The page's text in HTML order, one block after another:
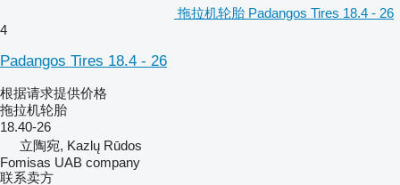
拖拉机轮胎 Padangos Tires 18.4 - 26
4
Padangos Tires 18.4 - 26
根据请求提供价格
拖拉机轮胎
18.40-26
立陶宛, Kazlų Rūdos
Fomisas UAB company
联系卖方